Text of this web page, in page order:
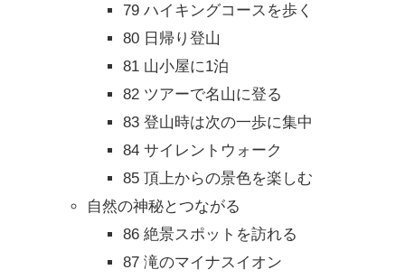
79 ハイキングコースを歩く
80 日帰り登山
81 山小屋に1泊
82 ツアーで名山に登る
83 登山時は次の一歩に集中
84 サイレントウォーク
85 頂上からの景色を楽しむ
自然の神秘とつながる
86 絶景スポットを訪れる
87 滝のマイナスイオン